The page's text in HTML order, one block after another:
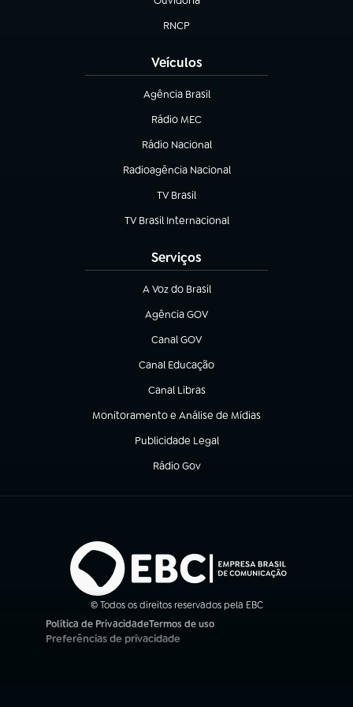
(abre em nova aba)
RNCP
(abre em nova aba)
Veículos
Agência Brasil
(abre em nova aba)
Rádio MEC
Rádio Nacional
(abre em nova aba)
Radioagência Nacional
(abre em nova aba)
TV Brasil
(abre em nova aba)
TV Brasil Internacional
(abre em nova aba)
Serviços
A Voz do Brasil
(abre em nova aba)
Agência GOV
(abre em nova aba)
Canal GOV
(abre em nova aba)
Canal Educação
(abre em nova aba)
Canal Libras
(abre em nova aba)
Monitoramento e Análise de Mídias
(abre em nova aba)
Publicidade Legal
(abre em nova aba)
Rádio Gov
(abre em nova aba)
© Todos os direitos reservados pela EBC
Política de Privacidade
(abre em nova aba)
Termos de uso
(abre em nova aba)
Preferências de privacidade